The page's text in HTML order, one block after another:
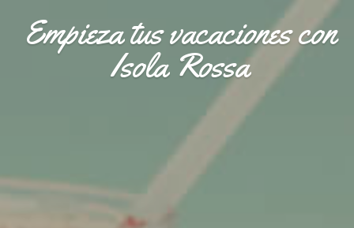
Empieza tus vacaciones con
Isola Rossa